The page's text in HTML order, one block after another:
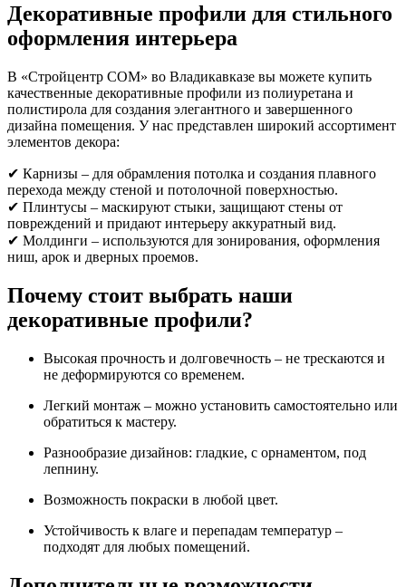
Декоративные профили для стильного
оформления интерьера
В «Стройцентр СОМ» во Владикавказе вы можете купить
качественные декоративные профили из полиуретана и
полистирола для создания элегантного и завершенного
дизайна помещения. У нас представлен широкий ассортимент
элементов декора:
✔ Карнизы – для обрамления потолка и создания плавного
перехода между стеной и потолочной поверхностью.
✔ Плинтусы – маскируют стыки, защищают стены от
повреждений и придают интерьеру аккуратный вид.
✔ Молдинги – используются для зонирования, оформления
ниш, арок и дверных проемов.
Почему стоит выбрать наши
декоративные профили?
Высокая прочность и долговечность – не трескаются и
не деформируются со временем.
Легкий монтаж – можно установить самостоятельно или
обратиться к мастеру.
Разнообразие дизайнов: гладкие, с орнаментом, под
лепнину.
Возможность покраски в любой цвет.
Устойчивость к влаге и перепадам температур –
подходят для любых помещений.